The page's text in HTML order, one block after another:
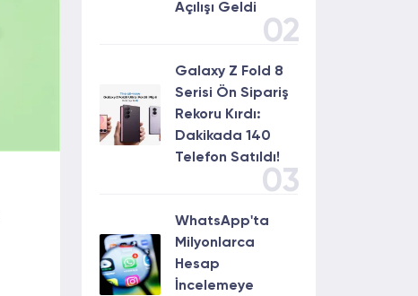
Açılışı Geldi
02
Galaxy Z Fold 8
Serisi Ön Sipariş
Rekoru Kırdı:
Dakikada 140
Telefon Satıldı!
03
WhatsApp'ta
Milyonlarca
Hesap
İncelemeye